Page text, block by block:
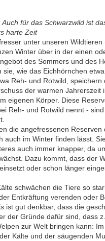
Auch für das Schwarzwild ist
harte Zeit
unter unseren Wildtieren
Winter über in der einen
des Sommers und des
sie, wie das Eichhörnchen
Reh- und Rotwild, speichern
der warmen Jahrerszeit
eigenen Körper. Diese
Reh- und Rotwild nennt -
die angefressenen Reserven
auch im Winter finden lässt.
auch immer knapper, da
Dazu kommt, dass der
oder schon länger
schwächen die Tiere so
Entkräftung verenden oder
ist gut denkbar, dass die
der Gründe dafür sind, dass
zur Welt bringen kann:
Kälte und der säugenden